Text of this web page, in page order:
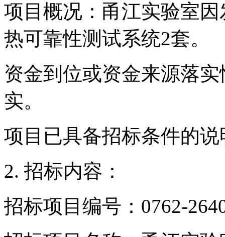
项目概况：甬江实验室
热可靠性测试系统2套。
资金到位或资金来源落
实。
项目已具备招标条件的
2. 招标内容：
招标项目编号： 0762-